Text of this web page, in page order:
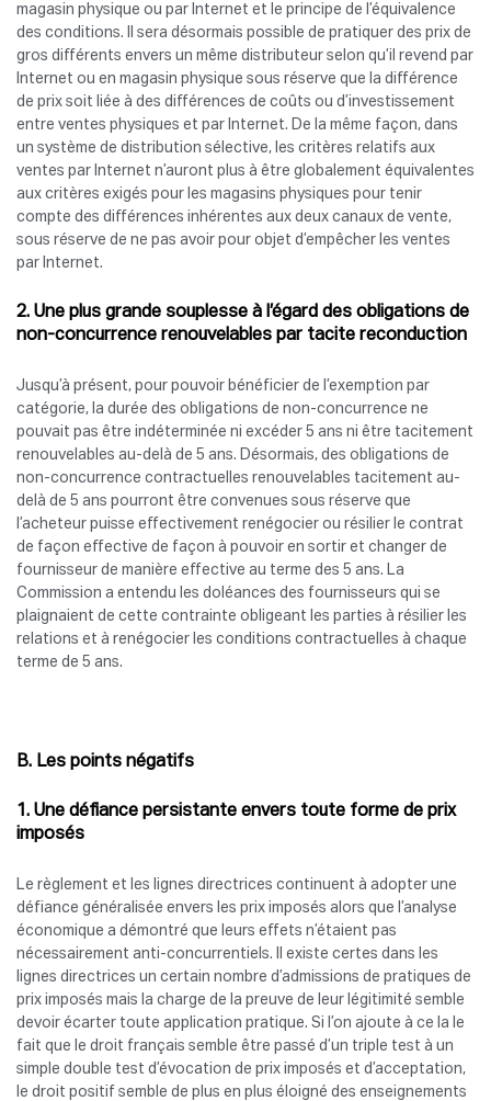
magasin physique ou par Internet et le principe de l’équivalence
des conditions. Il sera désormais possible de pratiquer des prix de
gros différents envers un même distributeur selon qu’il revend par
Internet ou en magasin physique sous réserve que la différence
de prix soit liée à des différences de coûts ou d’investissement
entre ventes physiques et par Internet. De la même façon, dans
un système de distribution sélective, les critères relatifs aux
ventes par Internet n’auront plus à être globalement équivalentes
aux critères exigés pour les magasins physiques pour tenir
compte des différences inhérentes aux deux canaux de vente,
sous réserve de ne pas avoir pour objet d’empêcher les ventes
par Internet.
2. Une plus grande souplesse à l’égard des obligations de
non-concurrence renouvelables par tacite reconduction
Jusqu’à présent, pour pouvoir bénéficier de l’exemption par
catégorie, la durée des obligations de non-concurrence ne
pouvait pas être indéterminée ni excéder 5 ans ni être tacitement
renouvelables au-delà de 5 ans. Désormais, des obligations de
non-concurrence contractuelles renouvelables tacitement au-
delà de 5 ans pourront être convenues sous réserve que
l’acheteur puisse effectivement renégocier ou résilier le contrat
de façon effective de façon à pouvoir en sortir et changer de
fournisseur de manière effective au terme des 5 ans. La
Commission a entendu les doléances des fournisseurs qui se
plaignaient de cette contrainte obligeant les parties à résilier les
relations et à renégocier les conditions contractuelles à chaque
terme de 5 ans.
B. Les points négatifs
1. Une défiance persistante envers toute forme de prix
imposés
Le règlement et les lignes directrices continuent à adopter une
défiance généralisée envers les prix imposés alors que l’analyse
économique a démontré que leurs effets n’étaient pas
nécessairement anti-concurrentiels. Il existe certes dans les
lignes directrices un certain nombre d’admissions de pratiques de
prix imposés mais la charge de la preuve de leur légitimité semble
devoir écarter toute application pratique. Si l’on ajoute à ce la le
fait que le droit français semble être passé d’un triple test à un
simple double test d’évocation de prix imposés et d’acceptation,
le droit positif semble de plus en plus éloigné des enseignements